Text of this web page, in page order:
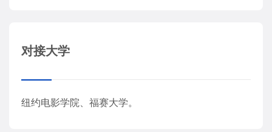
对接大学
纽约电影学院、福赛大学。